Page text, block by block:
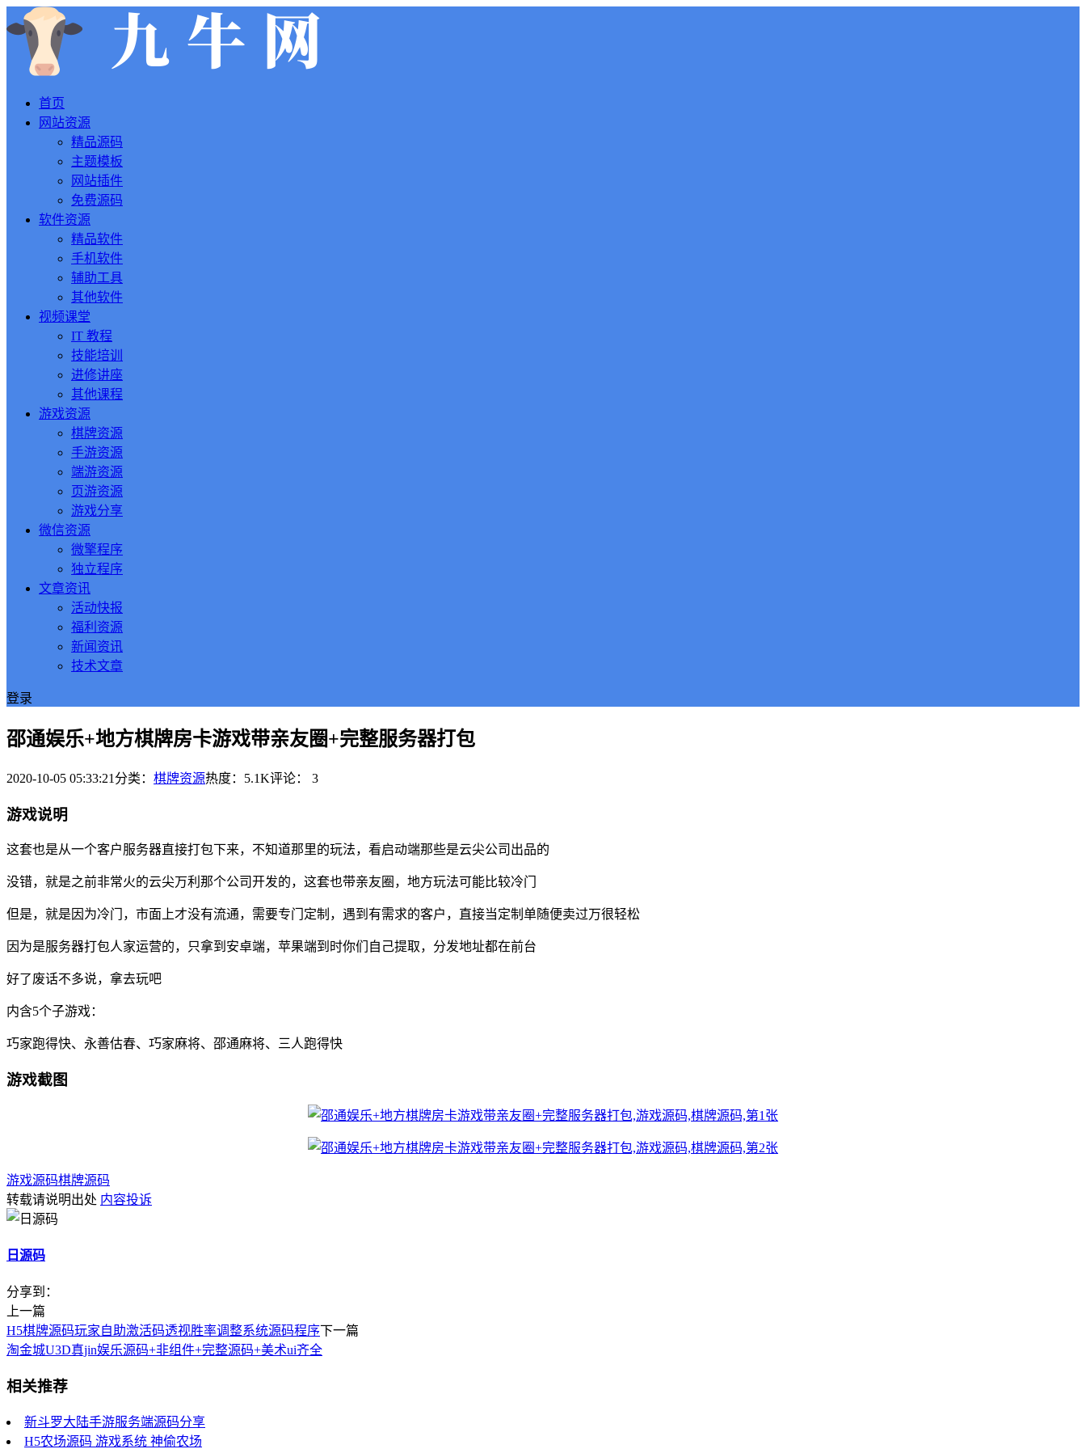
首页
网站资源
精品源码
主题模板
网站插件
免费源码
软件资源
精品软件
手机软件
辅助工具
其他软件
视频课堂
IT 教程
技能培训
进修讲座
其他课程
游戏资源
棋牌资源
手游资源
端游资源
页游资源
游戏分享
微信资源
微擎程序
独立程序
文章资讯
活动快报
福利资源
新闻资讯
技术文章
登录
邵通娱乐+地方棋牌房卡游戏带亲友圈+完整服务器打包
2020-10-05 05:33:21 分类： 棋牌资源热度：5.1K评论： 3
游戏说明
这套也是从一个客户服务器直接打包下来，不知道那里的玩法，看启动端那些是云尖公司出品的
没错，就是之前非常火的云尖万利那个公司开发的，这套也带亲友圈，地方玩法可能比较冷门
但是，就是因为冷门，市面上才没有流通，需要专门定制，遇到有需求的客户，直接当定制单随便卖过万很轻松
因为是服务器打包人家运营的，只拿到安卓端，苹果端到时你们自己提取，分发地址都在前台
好了废话不多说，拿去玩吧
内含5个子游戏：
巧家跑得快、永善估春、巧家麻将、邵通麻将、三人跑得快
游戏截图
游戏源码棋牌源码
转载请说明出处 内容投诉
日源码
分享到：
上一篇
H5棋牌源码玩家自助激活码透视胜率调整系统源码程序下一篇
淘金城U3D真jin娱乐源码+非组件+完整源码+美术ui齐全
相关推荐
新斗罗大陆手游服务端源码分享
H5农场源码 游戏系统 神偷农场